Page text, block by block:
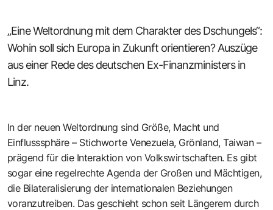
„Eine Weltordnung mit dem Charakter des Dschungels“:
Wohin soll sich Europa in Zukunft orientieren? Auszüge
aus einer Rede des deutschen Ex-Finanzministers in
Linz.
In der neuen Weltordnung sind Größe, Macht und
Einflusssphäre – Stichworte Venezuela, Grönland, Taiwan –
prägend für die Interaktion von Volkswirtschaften. Es gibt
sogar eine regelrechte Agenda der Großen und Mächtigen,
die Bilateralisierung der internationalen Beziehungen
voranzutreiben. Das geschieht schon seit Längerem durch